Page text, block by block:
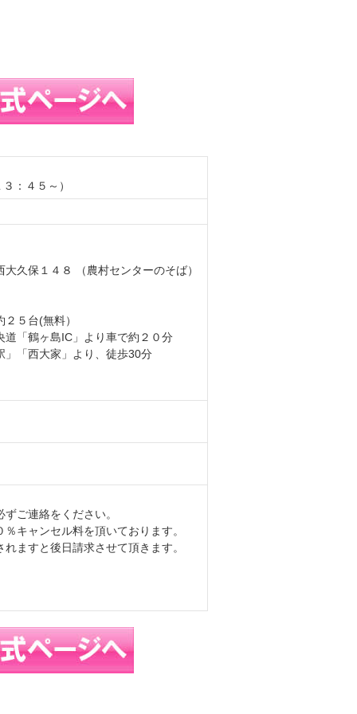
：４５～）
久保１４８ （農村センターのそば）
５台(無料）
「鶴ヶ島IC」より車で約２０分
「西大家」より、徒歩30分
ご連絡をください。
キャンセル料を頂いております。
ますと後日請求させて頂きます。